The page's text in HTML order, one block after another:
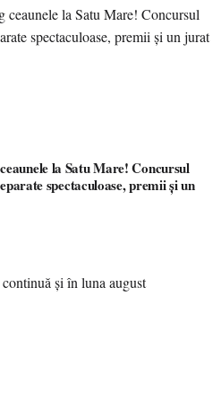
spectaculoase, premii și un